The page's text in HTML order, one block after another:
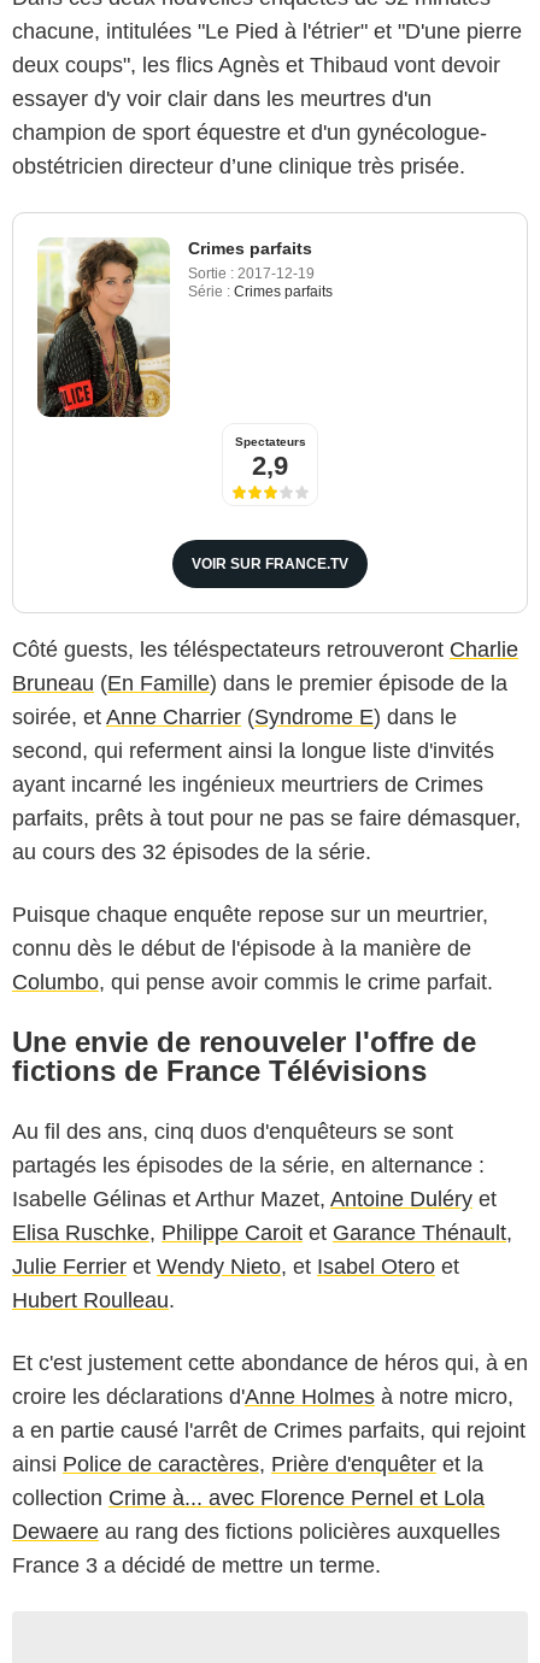
chacune, intitulées "Le Pied à l'étrier" et "D'une pierre
deux coups", les flics Agnès et Thibaud vont devoir
essayer d'y voir clair dans les meurtres d'un
champion de sport équestre et d'un gynécologue-
obstétricien directeur d’une clinique très prisée.
Crimes parfaits
Sortie : 2017-12-19
Série : Crimes parfaits
Spectateurs
2,9
VOIR SUR FRANCE.TV
Côté guests, les téléspectateurs retrouveront Charlie
Bruneau (En Famille) dans le premier épisode de la
soirée, et Anne Charrier (Syndrome E) dans le
second, qui referment ainsi la longue liste d'invités
ayant incarné les ingénieux meurtriers de Crimes
parfaits, prêts à tout pour ne pas se faire démasquer,
au cours des 32 épisodes de la série.
Puisque chaque enquête repose sur un meurtrier,
connu dès le début de l'épisode à la manière de
Columbo, qui pense avoir commis le crime parfait.
Une envie de renouveler l'offre de
fictions de France Télévisions
Au fil des ans, cinq duos d'enquêteurs se sont
partagés les épisodes de la série, en alternance :
Isabelle Gélinas et Arthur Mazet, Antoine Duléry et
Elisa Ruschke, Philippe Caroit et Garance Thénault,
Julie Ferrier et Wendy Nieto, et Isabel Otero et
Hubert Roulleau.
Et c'est justement cette abondance de héros qui, à en
croire les déclarations d'Anne Holmes à notre micro,
a en partie causé l'arrêt de Crimes parfaits, qui rejoint
ainsi Police de caractères, Prière d'enquêter et la
collection Crime à... avec Florence Pernel et Lola
Dewaere au rang des fictions policières auxquelles
France 3 a décidé de mettre un terme.